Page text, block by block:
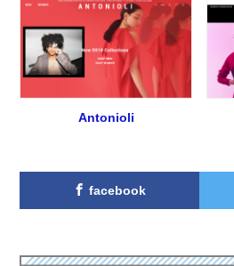
Antonioli
facebook